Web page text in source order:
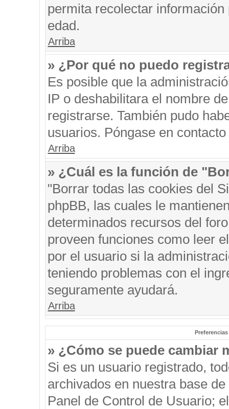
permita recolectar
edad.
Arriba
» ¿Por qué no puedo
Es posible que la
IP o deshabilitara el nombre
registrarse. También pudo
usuarios. Póngase en
Arriba
» ¿Cuál es la función de
"Borrar todas las cookies del
phpBB, las cuales le
determinados recursos del
proveen funciones como leer
por el usuario si la
teniendo problemas con el
seguramente ayudará.
Arriba
» ¿Cómo se puede cambiar
Si es un usuario registrado,
archivados en nuestra base
Panel de Control de Usuario;